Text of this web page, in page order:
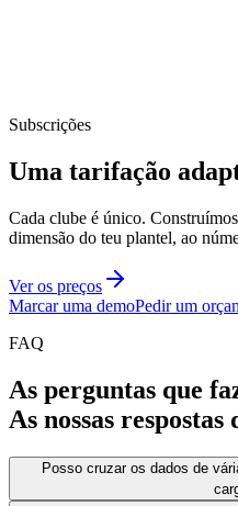
Subscrições
Uma tarifação
Cada clube é único.
dimensão do teu plantel, ao
Ver os preços
Marcar uma demoPedir um
FAQ
As perguntas que
As nossas respostas
Posso cruzar os dados de